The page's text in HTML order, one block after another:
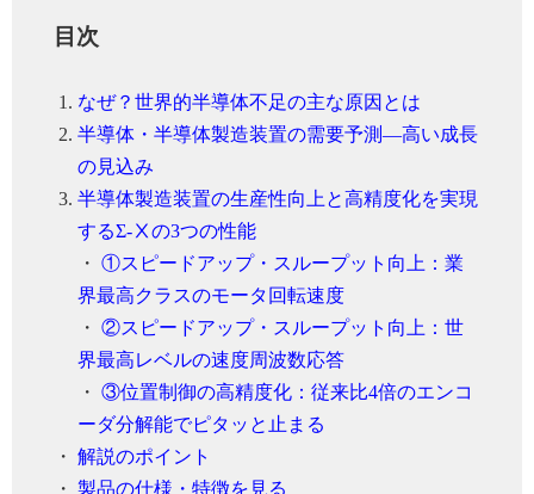
目次
なぜ？世界的半導体不足の主な原因とは
半導体・半導体製造装置の需要予測―高い成長
の見込み
半導体製造装置の生産性向上と高精度化を実現
するΣ-Ⅹの3つの性能
・ ①スピードアップ・スループット向上：業
界最高クラスのモータ回転速度
・ ②スピードアップ・スループット向上：世
界最高レベルの速度周波数応答
・ ③位置制御の高精度化：従来比4倍のエンコ
ーダ分解能でピタッと止まる
・ 解説のポイント
・ 製品の仕様・特徴を見る